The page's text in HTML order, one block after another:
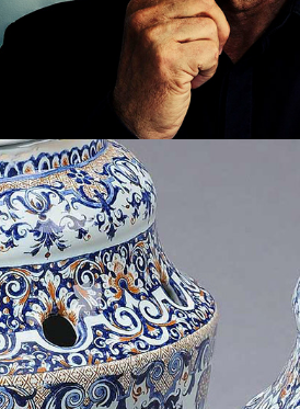
LE BISCUIT ET LA